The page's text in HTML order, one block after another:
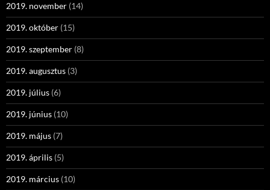
2019. november (14)
2019. október (15)
2019. szeptember (8)
2019. augusztus (3)
2019. július (6)
2019. június (10)
2019. május (7)
2019. április (5)
2019. március (10)